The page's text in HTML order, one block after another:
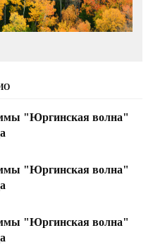
"Юргинская волна"
"Юргинская волна"
"Юргинская волна"